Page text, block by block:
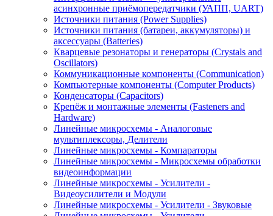
асинхронные приёмопередатчики (УАПП, UART)
Источники питания (Power Supplies)
Источники питания (батареи, аккумуляторы) и
аксессуары (Batteries)
Кварцевые резонаторы и генераторы (Crystals and
Oscillators)
Коммуникационные компоненты (Communication)
Компьютерные компоненты (Computer Products)
Конденсаторы (Capacitors)
Крепёж и монтажные элементы (Fasteners and
Hardware)
Линейные микросхемы - Аналоговые
мультиплексоры, Делители
Линейные микросхемы - Компараторы
Линейные микросхемы - Микросхемы обработки
видеоинформации
Линейные микросхемы - Усилители -
Видеоусилители и Модули
Линейные микросхемы - Усилители - Звуковые